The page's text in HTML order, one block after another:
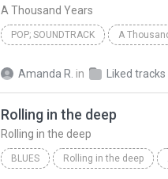
A Thousand Years
POP; SOUNDTRACK A
Amanda R. in Liked tracks
Rolling in the deep
Rolling in the deep
BLUES Rolling in the deep